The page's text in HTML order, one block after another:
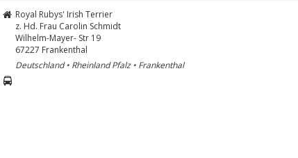
Royal Rubys' Irish Terrier
z. Hd. Frau Carolin Schmidt
Wilhelm-Mayer- Str 19
67227 Frankenthal
Deutschland • Rheinland Pfalz • Frankenthal